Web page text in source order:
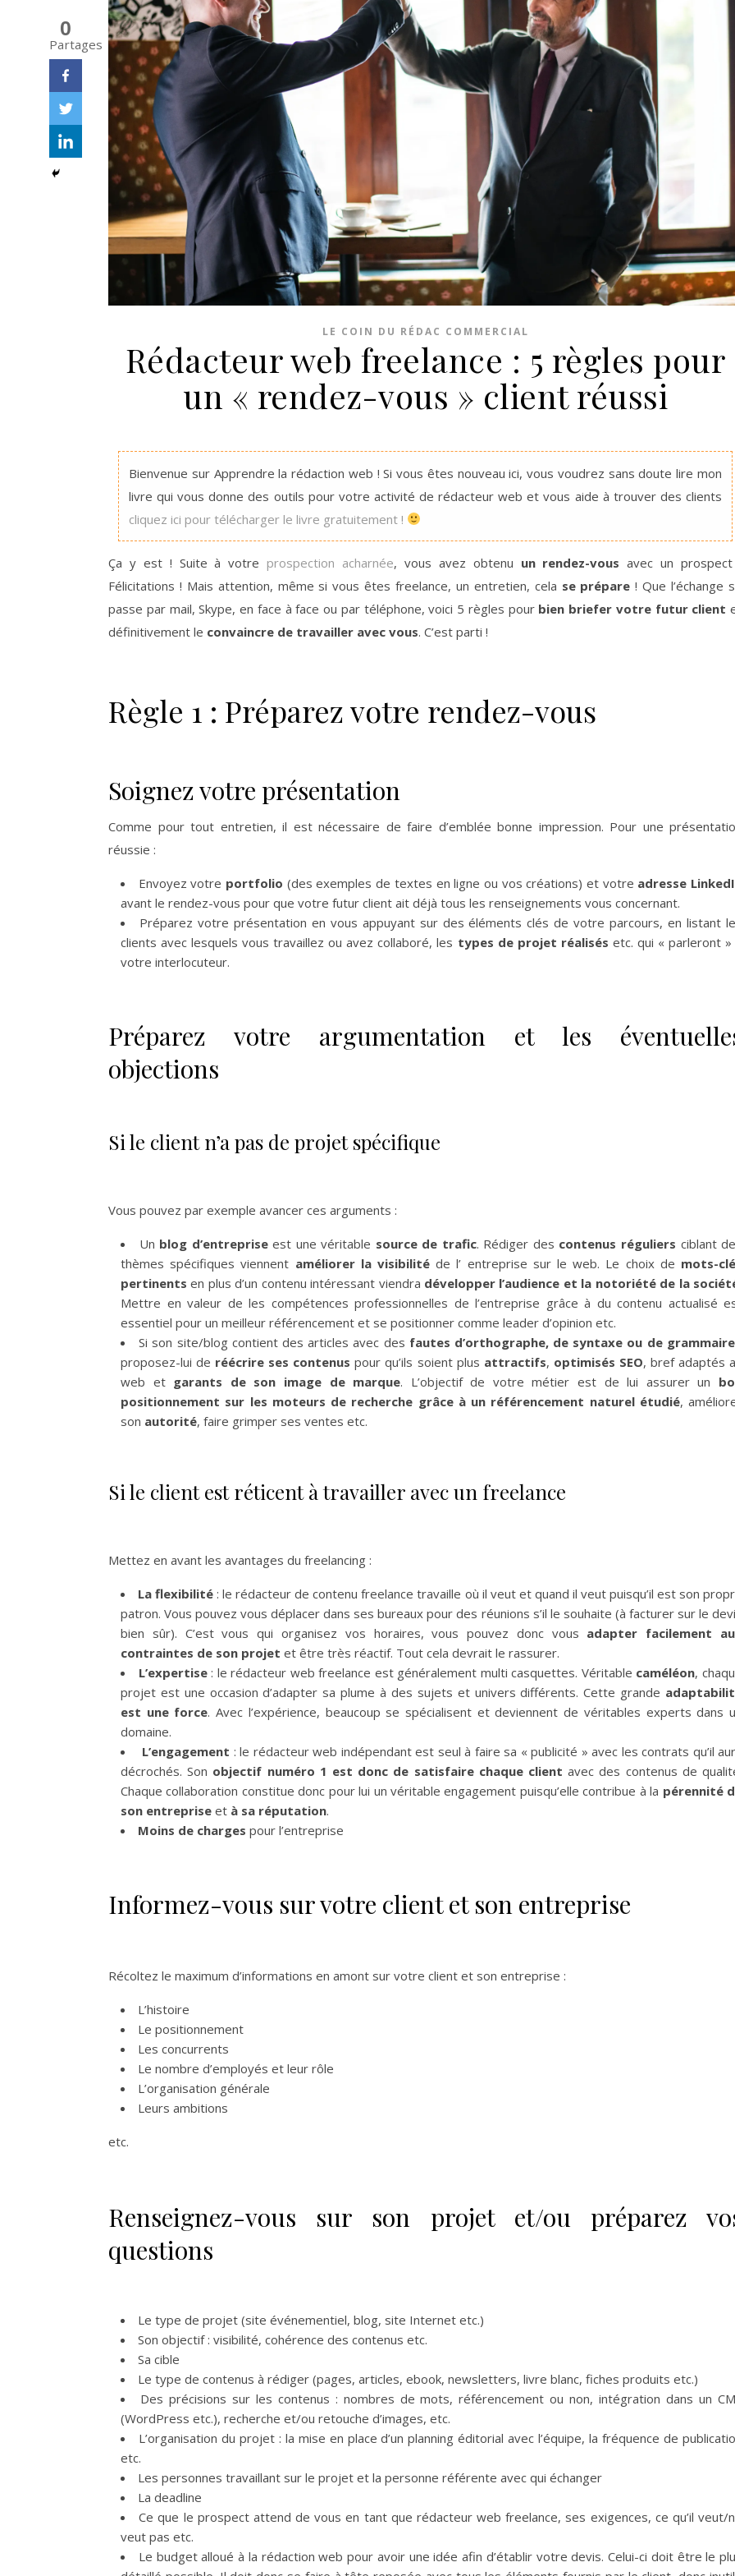
LE COIN DU RÉDAC COMMERCIAL
Rédacteur web freelance : 5 règles pour
un « rendez-vous » client réussi
Bienvenue sur Apprendre la rédaction web ! Si vous êtes nouveau ici, vous voudrez sans doute lire mon
livre qui vous donne des outils pour votre activité de rédacteur web et vous aide à trouver des clients
cliquez ici pour télécharger le livre gratuitement !
Ça y est ! Suite à votre prospection acharnée, vous avez obtenu un rendez-vous avec un
Félicitations ! Mais attention, même si vous êtes freelance, un entretien, cela se prépare ! Que l’échange
passe par mail, Skype, en face à face ou par téléphone, voici 5 règles pour bien briefer votre futur client
définitivement le convaincre de travailler avec vous. C’est parti !
Règle 1 : Préparez votre rendez-vous
Soignez votre présentation
Comme pour tout entretien, il est nécessaire de faire d’emblée bonne impression. Pour une
réussie :
Envoyez votre portfolio (des exemples de textes en ligne ou vos créations) et votre adresse
avant le rendez-vous pour que votre futur client ait déjà tous les renseignements vous concernant.
Préparez votre présentation en vous appuyant sur des éléments clés de votre parcours, en listant
clients avec lesquels vous travaillez ou avez collaboré, les types de projet réalisés etc. qui « parleront »
votre interlocuteur.
Préparez votre argumentation et les
objections
Si le client n’a pas de projet spécifique
Vous pouvez par exemple avancer ces arguments :
Un blog d’entrepriseest une véritable source de trafic. Rédiger des contenus réguliers ciblant
thèmes spécifiques viennent améliorer la visibilité de l’ entreprise sur le web. Le choix de mots-
pertinents en plus d’un contenu intéressant viendra développer l’audience et la notoriété de la
Mettre en valeur de les compétences professionnelles de l’entreprise grâce à du contenu actualisé
essentiel pour un meilleur référencement et se positionner comme leader d’opinion etc.
Si son site/blog contient des articles avec des fautes d’orthographe, de syntaxe ou de
proposez-lui de réécrire ses contenus pour qu’ils soient plus attractifs, optimisés SEO, bref adaptés
web et garants de son image de marque. L’objectif de votre métier est de lui assurer un
positionnement sur les moteurs de recherche grâce à un référencement naturel étudié,
son autorité, faire grimper ses ventes etc.
Si le client est réticent à travailler avec un freelance
Mettez en avant les avantages du freelancing :
La flexibilité : le rédacteur de contenu freelance travaille où il veut et quand il veut puisqu’il est son
patron. Vous pouvez vous déplacer dans ses bureaux pour des réunions s’il le souhaite (à facturer sur le
bien sûr). C’est vous qui organisez vos horaires, vous pouvez donc vous adapter facilement
contraintes de son projet et être très réactif. Tout cela devrait le rassurer.
L’expertise: le rédacteur web freelance est généralement multi casquettes. Véritable caméléon,
projet est une occasion d’adapter sa plume à des sujets et univers différents. Cette grande
est une force. Avec l’expérience, beaucoup se spécialisent et deviennent de véritables experts dans
domaine.
L’engagement : le rédacteur web indépendant est seul à faire sa « publicité » avec les contrats qu’il
décrochés. Son objectif numéro 1 est donc de satisfaire chaque client avec des contenus de
Chaque collaboration constitue donc pour lui un véritable engagement puisqu’elle contribue à la pérennité
son entreprise et à sa réputation.
Moins de charges pour l’entreprise
Informez-vous sur votre client et son entreprise
Récoltez le maximum d’informations en amont sur votre client et son entreprise :
L’histoire
Le positionnement
Les concurrents
Le nombre d’employés et leur rôle
L’organisation générale
Leurs ambitions
etc.
Renseignez-vous sur son projet et/ou préparez
questions
Le type de projet (site événementiel, blog, site Internet etc.)
Son objectif : visibilité, cohérence des contenus etc.
Sa cible
Le type de contenus à rédiger (pages, articles, ebook, newsletters, livre blanc, fiches produits etc.)
Des précisions sur les contenus : nombres de mots, référencement ou non, intégration dans un
(WordPress etc.), recherche et/ou retouche d’images, etc.
L’organisation du projet : la mise en place d’un planning éditorial avec l’équipe, la fréquence de
etc.
Les personnes travaillant sur le projet et la personne référente avec qui échanger
La deadline
Ce que le prospect attend de vous en tant que rédacteur web freelance, ses exigences, ce qu’il veut/
veut pas etc.
Le budget alloué à la rédaction web pour avoir une idée afin d’établir votre devis. Celui-ci doit être le
0
Partages